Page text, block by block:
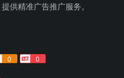
供精准广告推广服务。
0 0